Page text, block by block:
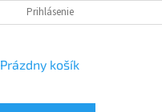
Prihlásenie
NÁKUPNÝ
Prázdny košík